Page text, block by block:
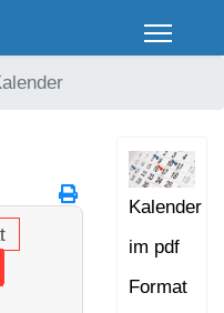
Kalender
im pdf
Format